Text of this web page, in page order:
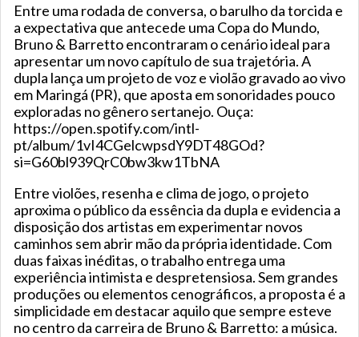
Entre uma rodada de conversa, o barulho da torcida e
a expectativa que antecede uma Copa do Mundo,
Bruno & Barretto encontraram o cenário ideal para
apresentar um novo capítulo de sua trajetória. A
dupla lança um projeto de voz e violão gravado ao vivo
em Maringá (PR), que aposta em sonoridades pouco
exploradas no gênero sertanejo. Ouça:
https://open.spotify.com/intl-
pt/album/1vI4CGelcwpsdY9DT48GOd?
si=G60bl939QrC0bw3kw1TbNA
Entre violões, resenha e clima de jogo, o projeto
aproxima o público da essência da dupla e evidencia a
disposição dos artistas em experimentar novos
caminhos sem abrir mão da própria identidade. Com
duas faixas inéditas, o trabalho entrega uma
experiência intimista e despretensiosa. Sem grandes
produções ou elementos cenográficos, a proposta é a
simplicidade em destacar aquilo que sempre esteve
no centro da carreira de Bruno & Barretto: a música.